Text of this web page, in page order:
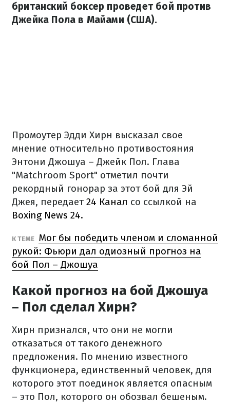
британский боксер проведет бой против
Джейка Пола в Майами (США).
Промоутер Эдди Хирн высказал свое
мнение относительно противостояния
Энтони Джошуа – Джейк Пол. Глава
"Matchroom Sport" отметил почти
рекордный гонорар за этот бой для Эй
Джея, передает24 Канал со ссылкой на
Boxing News 24.
К ТЕМЕ Мог бы победить членом и сломанной
рукой: Фьюри дал одиозный прогноз на
бой Пол – Джошуа
Какой прогноз на бой Джошуа
– Пол сделал Хирн?
Хирн признался, что они не могли
отказаться от такого денежного
предложения. По мнению известного
функционера, единственный человек, для
которого этот поединок является опасным
– это Пол, которого он обозвал бешеным.